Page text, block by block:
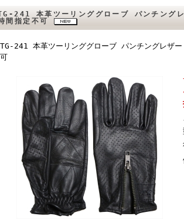
241 本革ツーリンググローブ パンチング
間指定不可
TG-241 本革ツーリンググローブ パンチングレザ
可